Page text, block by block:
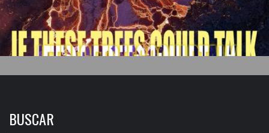
BUSCAR